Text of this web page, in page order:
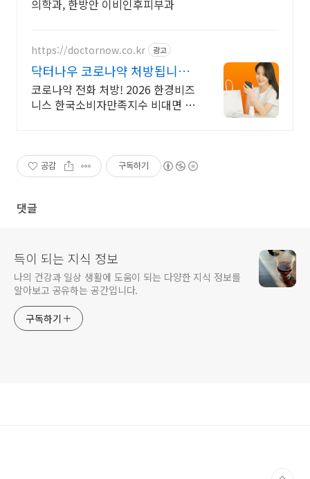
의학과, 한방안 이비인후피부과
https://doctornow.co.kr 광고
닥터나우 코로나약 처방됩니다
365일 24시간 진료가능
코로나약 전화 처방! 2026 한경비즈
니스 한국소비자만족지수 비대면 진
공감 구독하기
댓글
득이 되는 지식 정보
나의 건강과 일상 생활에 도움이 되는 다양한 지식 정보를
알아보고 공유하는 공간입니다.
구독하기